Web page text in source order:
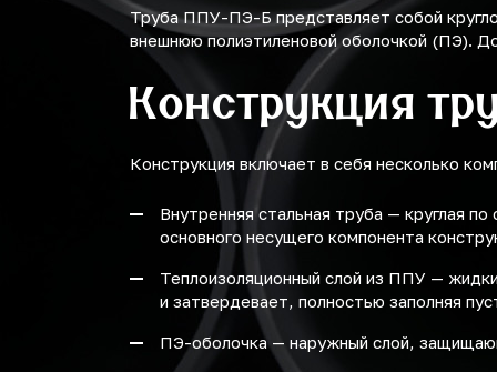
Труба ППУ-ПЭ-Б представляет собой
внешнюю полиэтиленовой оболочкой (ПЭ).
Конструкция
Конструкция включает в себя несколько
Внутренняя стальная труба — круглая
основного несущего компонента
Теплоизоляционный слой из ППУ —
и затвердевает, полностью заполняя
ПЭ-оболочка — наружный слой,